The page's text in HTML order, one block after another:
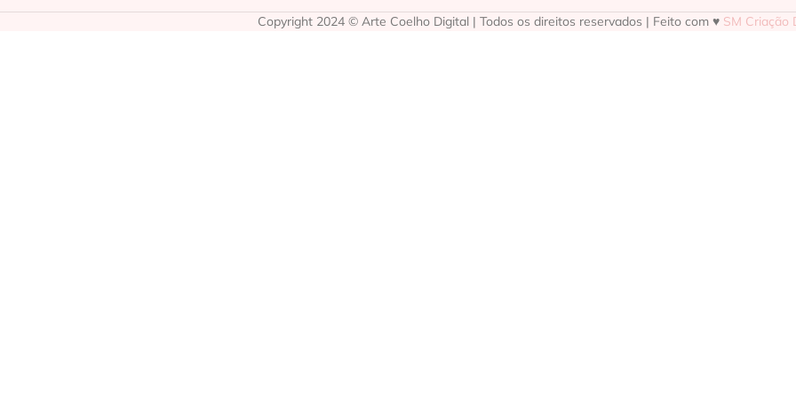
Copyright 2024 © Arte Coelho Digital | Todos os direitos reservados | Feito com ♥ SM Criação